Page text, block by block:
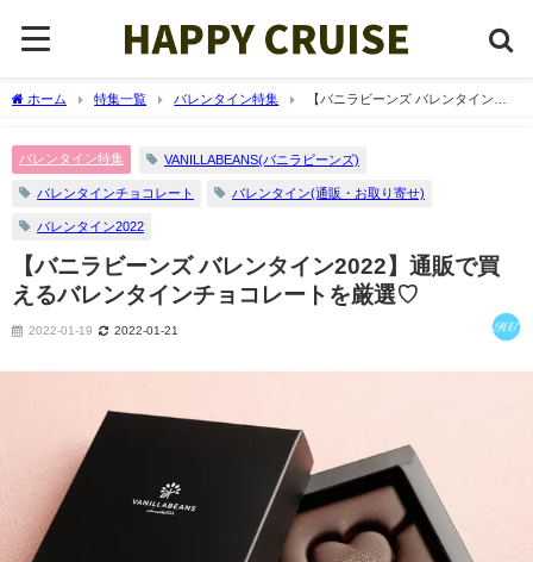
ホーム 特集一覧 バレンタイン特集
【バニラビーンズ バレンタイン
バレンタイン特集 VANILLABEANS(バニラビーンズ)
バレンタインチョコレート バレンタイン(通販・お取り寄せ)
バレンタイン2022
【バニラビーンズ バレンタイン2022】通販で買
えるバレンタインチョコレートを厳選♡
2022-01-19 2022-01-21